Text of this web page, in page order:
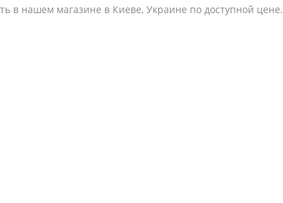
в нашем магазине в Киеве, Украине по доступной цене.